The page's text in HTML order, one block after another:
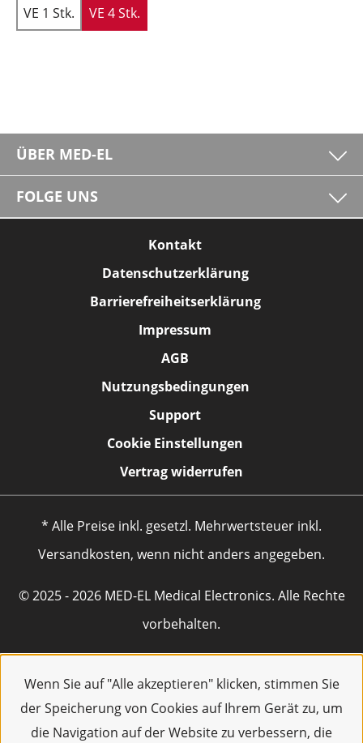
Wenn Sie auf "Alle akzeptieren" klicken, stimmen Sie
der Speicherung von Cookies auf Ihrem Gerät zu, um
die Navigation auf der Website zu verbessern, die
VE 1 Stk. VE 4 Stk.
ÜBER MED-EL
FOLGE UNS
Kontakt
Datenschutzerklärung
Barrierefreiheitserklärung
Impressum
AGB
Nutzungsbedingungen
Support
Cookie Einstellungen
Vertrag widerrufen
* Alle Preise inkl. gesetzl. Mehrwertsteuer inkl.
Versandkosten, wenn nicht anders angegeben.
© 2025 - 2026 MED-EL Medical Electronics. Alle Rechte
vorbehalten.